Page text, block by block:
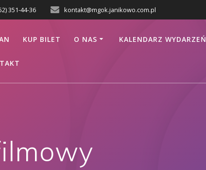
351-44-36 kontakt@mgok.janikowo.com.pl
KUP BILET O NAS KALENDARZ WYDARZEŃ